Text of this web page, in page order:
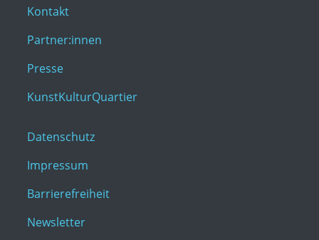
Kontakt
Partner:innen
Presse
KunstKulturQuartier
Datenschutz
Impressum
Barrierefreiheit
Newsletter